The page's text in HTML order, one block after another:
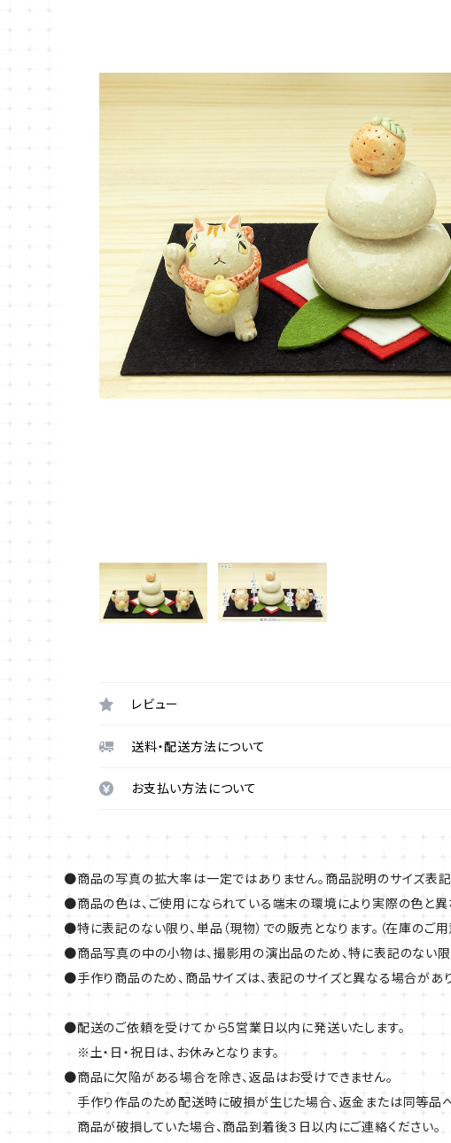
レビュー
送料・配送方法について
お支払い方法について
●商品の写真の拡大率は一定ではありません。商品説明のサイズ表記
●商品の色は、ご使用になられている端末の環境により実際の色と異
●特に表記のない限り、単品（現物）での販売となります。（在庫のご用
●商品写真の中の小物は、撮影用の演出品のため、特に表記のない限
●手作り商品のため、商品サイズは、表記のサイズと異なる場合があり
●配送のご依頼を受けてから5営業日以内に発送いたします。
※土・日・祝日は、お休みとなります。
●商品に欠陥がある場合を除き、返品はお受けできません。
手作り作品のため配送時に破損が生じた場合、返金または同等品へ
商品が破損していた場合、商品到着後３日以内にご連絡ください。